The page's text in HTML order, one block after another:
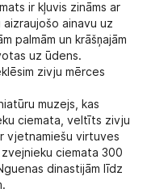
ir kļuvis zināms ar
ainavu uz
palmām un krāšņajām
uz ūdens.
zivju mērces
muzejs, kas
ciemata, veltīts zivju
vjetnamiešu virtuves
ciemata 300
dinastijām līdz